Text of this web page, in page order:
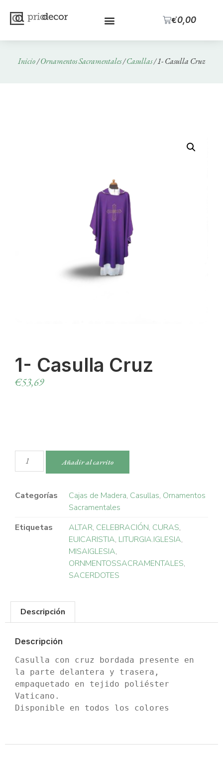
€0,00
Inicio/Ornamentos Sacramentales/Casullas/ 1- Casulla Cruz
1- Casulla Cruz
€53,69
Añadir al carrito
Categorías Cajas de Madera, Casullas, Ornamentos
Sacramentales
Etiquetas
ALTAR, CELEBRACIÓN, CURAS,
EUICARISTIA, LITURGIA.IGLESIA,
MISAIGLESIA,
ORNMENTOSSACRAMENTALES,
SACERDOTES
Descripción
Descripción
Casulla con cruz bordada presente en
la parte delantera y trasera,
empaquetado en tejido poliéster
Vaticano.
Disponible en todos los colores